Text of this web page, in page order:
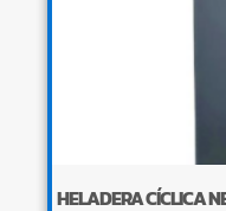
HELADERA CÍCLICA